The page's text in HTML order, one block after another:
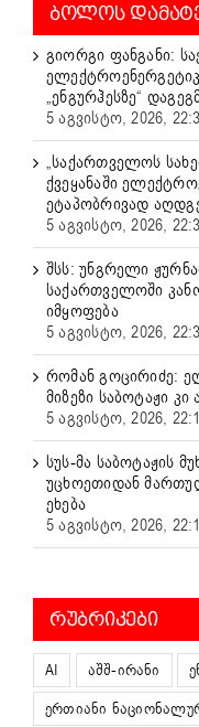
ᲑᲝᲚᲝᲡ
გიორგი ფანგანი:
„ენგურჰესზე“
5 აგვისტო, 2026,
„საქართველოს
ქვეყანაში
ეტაპობრივად
5 აგვისტო, 2026,
შსს: უნგრელი
საქართველოში
იმყოფება
5 აგვისტო, 2026,
რომან გოცირიძე:
მიზეზი საბოტაჟი
5 აგვისტო, 2026,
სუს-მა საბოტაჟის
უცხოეთიდან
ეხება
5 აგვისტო, 2026,
ᲠᲣᲑᲠᲘᲙᲔᲑᲘ
AI აშშ-ირანი
ერთიანი